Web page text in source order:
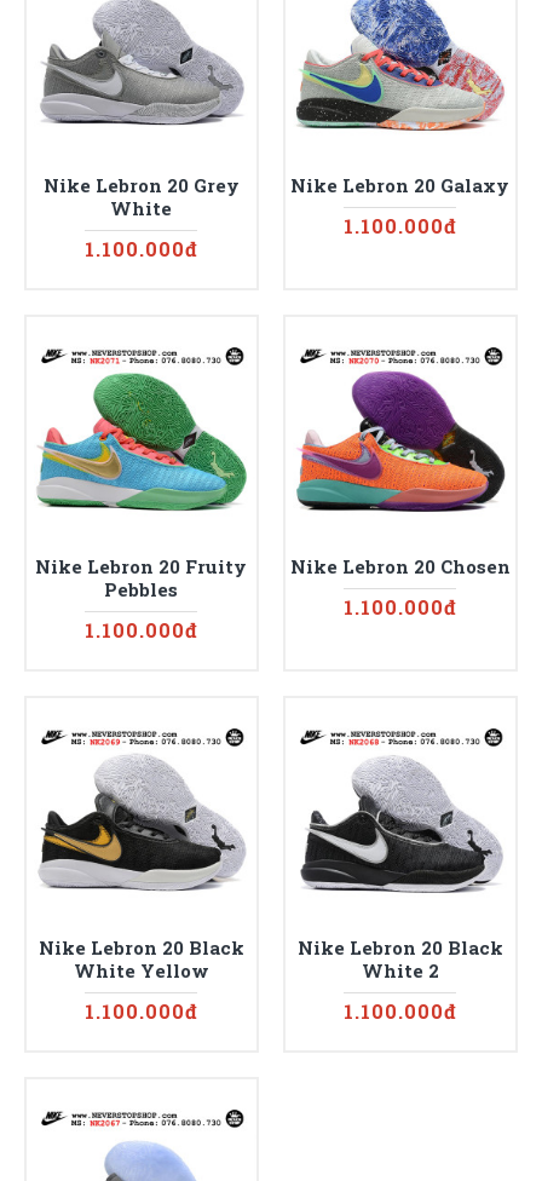
Nike Lebron 20 Grey
White
1.100.000đ
Nike Lebron 20 Galaxy
1.100.000đ
Nike Lebron 20 Fruity
Pebbles
1.100.000đ
Nike Lebron 20 Chosen
1.100.000đ
Nike Lebron 20 Black
White Yellow
1.100.000đ
Nike Lebron 20 Black
White 2
1.100.000đ